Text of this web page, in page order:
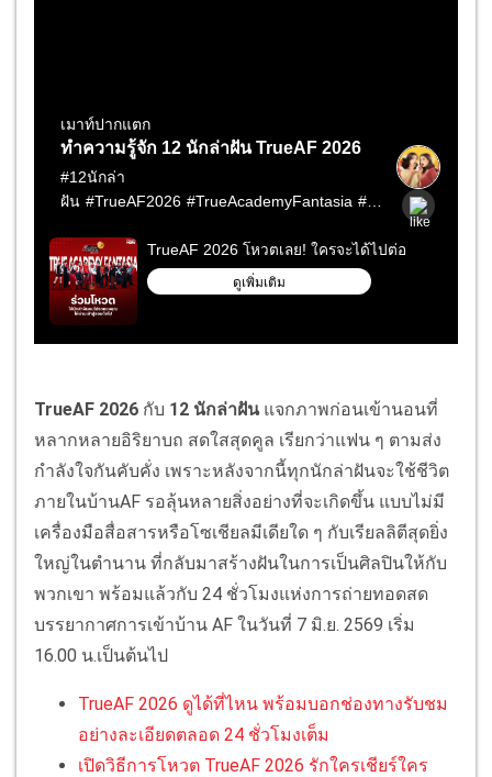
TrueAF 2026 กับ 12 นักล่าฝันแจกภาพก่อนเข้านอนที่
หลากหลายอิริยาบถ สดใสสุดคูล เรียกว่าแฟน ๆ ตามส่ง
กำลังใจกันคับคั่ง เพราะหลังจากนี้ทุกนักล่าฝันจะใช้ชีวิต
ภายในบ้านAF รอลุ้นหลายสิ่งอย่างที่จะเกิดขึ้น แบบไม่มี
เครื่องมือสื่อสารหรือโซเชียลมีเดียใด ๆ กับเรียลลิตีสุดยิ่ง
ใหญ่ในตำนาน ที่กลับมาสร้างฝันในการเป็นศิลปินให้กับ
พวกเขา พร้อมแล้วกับ 24 ชั่วโมงแห่งการถ่ายทอดสด
บรรยากาศการเข้าบ้าน AF ในวันที่ 7 มิ.ย. 2569 เริ่ม
16.00 น.เป็นต้นไป
TrueAF 2026 ดูได้ที่ไหน พร้อมบอกช่องทางรับชม
อย่างละเอียดตลอด 24 ชั่วโมงเต็ม
เปิดวิธีการโหวต TrueAF 2026 รักใครเชียร์ใคร